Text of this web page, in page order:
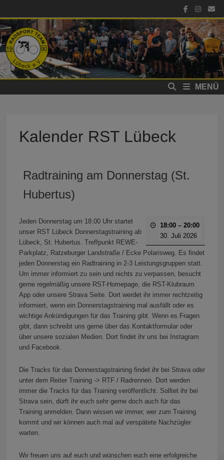
springen
MENÜ
Kalender RST Lübeck
Radtraining am Donnerstag (St.
Hubertus)
18:00 – 20:00
30. Juli 2026
Jeden Donnerstag um 18:00 Uhr startet
unser RST Lübeck Donnerstagstraining ab
Lübeck, St. Hubertus. Treffpunkt REWE-
Parkplatz, Ratzeburger Landstraße / Ecke Polarisweg. Es findet
jeden Donnerstag ein Radtraining in 2-3 Leistungsgruppen statt.
Um immer informiert zu sein und nichts zu verpassen, besucht
gerne regelmäßig unsere RST-Homepage, die RST-Klubraum
App oder unsere Strava Seite. Dort werdet ihr immer rechtzeitig
informiert, wenn ein Donnerstagstraining mal ausfällt oder es
wichtige Ankündigungen für das Training gibt. Wenn es Fragen
gibt, dann schreibt uns gerne über das Kontaktformular oder
über unsere sozialen Medien. Dort findet ihr uns bei Instagram
und Facebook.
Die Tracks für das Donnerstagstraining findet ihr bei Strava oder
unter dem Reiter Training -> RTF / Radrennen. Dort werden
immer die Tracks für das Training veröffentlicht. Solltet ihr bei
Strava sein, dürft ihr euch sehr gerne doch auch für das
Training anmelden. Dann wissen wir immer, wer zum Training
kommt und wir können auch mal auf verspätete Nachzügler
warten.
Wir freuen uns auf euch und wünschen euch eine erfolgreiche